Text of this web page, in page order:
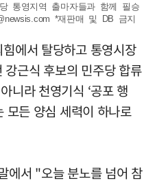
통영지역 출마자들과 함께 필승
*재판매 및 DB 금지
에서 탈당하고 통영시장
근식 후보의 민주당 합류
니라 천영기식 ‘공포 행
모든 양심 세력이 하나로
에서 "오늘 분노를 넘어 참